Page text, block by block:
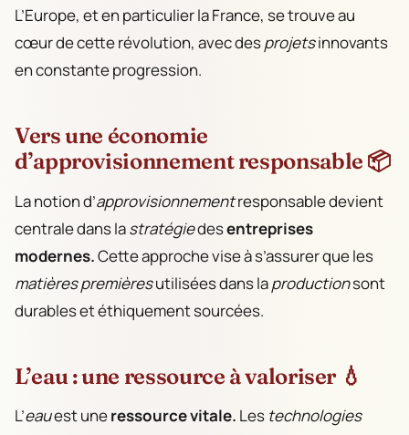
L’Europe, et en particulier la France, se trouve au
cœur de cette révolution, avec desprojetsinnovants
en constante progression.
Vers une économie
d’approvisionnement responsable 📦
La notion d’approvisionnementresponsable devient
centrale dans lastratégiedesentreprises
modernes.Cette approche vise à s’assurer que les
matières premièresutilisées dans laproductionsont
durables et éthiquement sourcées.
L’eau : une ressource à valoriser 💧
L’eauest uneressource vitale. Les technologies